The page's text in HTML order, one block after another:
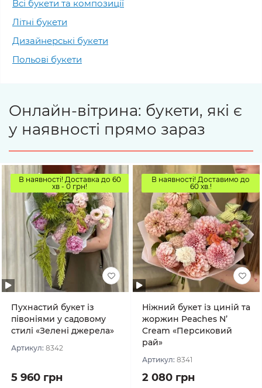
Всі букети та композиції
Літні букети
Дизайнерські букети
Польові букети
Онлайн-вітрина: букети, які є
у наявності прямо зараз
В наявності! Доставка до 60
хв - 0 грн!
Пухнастий букет із
півоніями у садовому
стилі «Зелені джерела»
Артикул: 8342
5 960 грн
В наявності! Доставимо до
60 хв.!
Ніжний букет із циній та
жоржин Peaches N’
Cream «Персиковий
рай»
Артикул: 8341
2 080 грн